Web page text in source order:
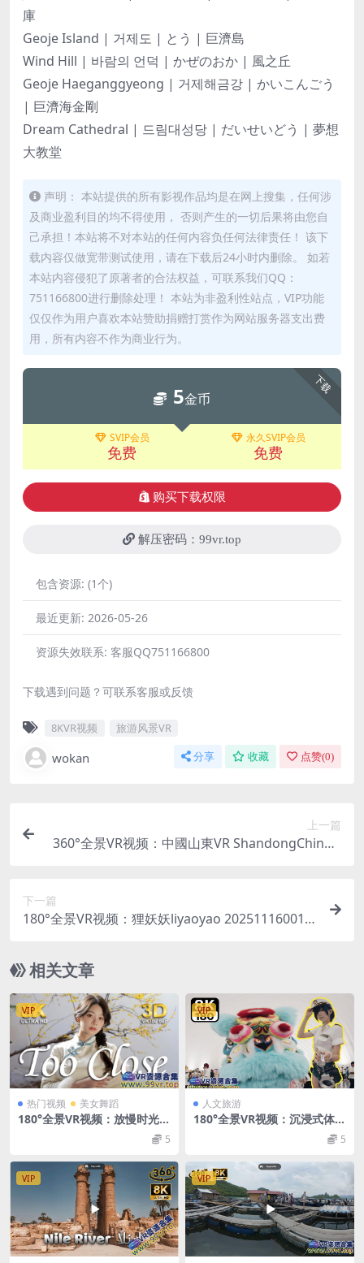
庫
Geoje Island | 거제도 | とう | 巨濟島
Wind Hill | 바람의 언덕 | かぜのおか | 風之丘
Geoje Haeganggyeong | 거제해금강 | かいこんごう
| 巨濟海金剛
Dream Cathedral | 드림대성당 | だいせいどう | 夢想
大教堂
声明： 本站提供的所有影视作品均是在网上搜集，任何涉
及商业盈利目的均不得使用， 否则产生的一切后果将由您自
己承担！本站将不对本站的任何内容负任何法律责任！ 该下
载内容仅做宽带测试使用，请在下载后24小时内删除。 如若
本站内容侵犯了原著者的合法权益，可联系我们QQ：
751166800进行删除处理！ 本站为非盈利性站点，VIP功能
仅仅作为用户喜欢本站赞助捐赠打赏作为网站服务器支出费
用，所有内容不作为商业行为。
下载
5金币
SVIP会员
免费
永久SVIP会员
免费
购买下载权限
解压密码：99vr.top
包含资源: (1个)
最近更新: 2026-05-26
资源失效联系: 客服QQ751166800
下载遇到问题？可联系客服或反馈
8KVR视频 旅游风景VR
wokan 分享 收藏 点赞(0)
上一篇
360°全景VR视频：中國山東VR ShandongChina v
下一篇
180°全景VR视频：狸妖妖liyaoyao 20251116001 A
相关文章
VIP
热门视频 美女舞蹈
180°全景VR视频：放慢时光：
苏州5分钟沉浸式冬日梅香世
界VR汉服国风文化 超清8K 045
VIP
人文旅游
180°全景VR视频：沉浸式体验
舞狮表演VR漫展cosplay 逛漫 5
VIP VIP